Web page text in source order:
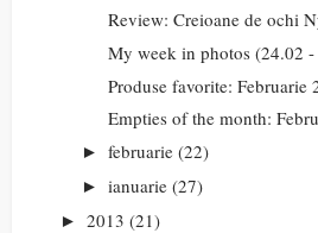
Review: Creioane de ochi
My week in photos (24.02
Produse favorite: Februarie
Empties of the month:
► februarie (22)
► ianuarie (27)
► 2013 (21)